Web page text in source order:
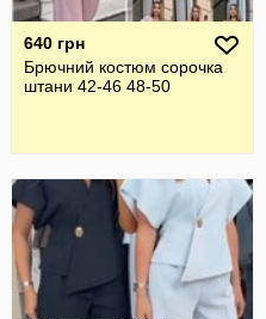
640 грн
Брючний костюм сорочка
штани 42-46 48-50